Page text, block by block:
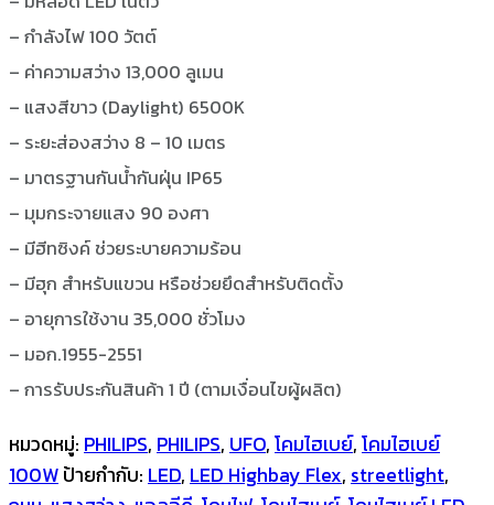
– กำลังไฟ 100 วัตต์
– ค่าความสว่าง 13,000 ลูเมน
– แสงสีขาว (Daylight) 6500K
– ระยะส่องสว่าง 8 – 10 เมตร
– มาตรฐานกันน้ำกันฝุ่น IP65
– มุมกระจายแสง 90 องศา
– มีฮีทซิงค์ ช่วยระบายความร้อน
– มีฮุก สำหรับแขวน หรือช่วยยึดสำหรับติดตั้ง
– อายุการใช้งาน 35,000 ชั่วโมง
– มอก.1955-2551
– การรับประกันสินค้า 1 ปี (ตามเงื่อนไขผู้ผลิต)
หมวดหมู่: PHILIPS, PHILIPS, UFO,โคมไฮเบย์,โคมไฮเบย์
100Wป้ายกำกับ: LED, LED Highbay Flex, streetlight,